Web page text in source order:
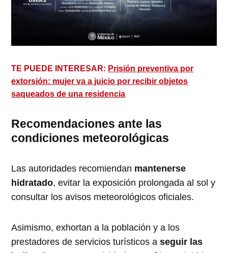
TE PUEDE INTERESAR: Prisión preventiva por
extorsión: mujer va a juicio por recibir objetos
saqueados de una residencia
Recomendaciones ante las
condiciones meteorológicas
Las autoridades recomiendan mantenerse
hidratado, evitar la exposición prolongada al sol y
consultar los avisos meteorológicos oficiales.
Asimismo, exhortan a la población y a los
prestadores de servicios turísticos aseguir las